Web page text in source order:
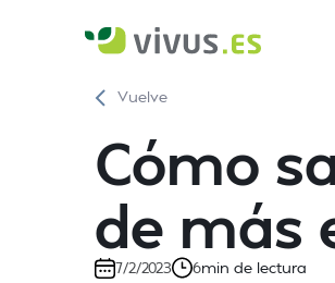
Vuelve
Cómo
de más
7/2/2023 6min de lectura